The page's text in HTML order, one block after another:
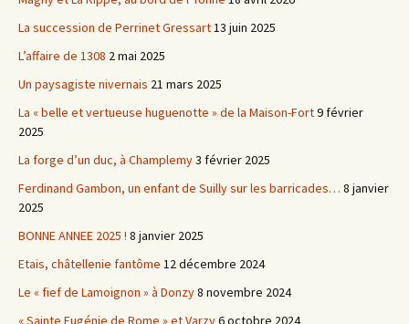
La succession de Perrinet Gressart13 juin 2025
L’affaire de 1308 2 mai 2025
Un paysagiste nivernais 21 mars 2025
La « belle et vertueuse huguenotte » de la Maison-Fort9 février
2025
La forge d’un duc, à Champlemy3 février 2025
Ferdinand Gambon, un enfant de Suilly sur les barricades… 8 janvier
2025
BONNE ANNEE 2025 ! 8 janvier 2025
Etais, châtellenie fantôme 12 décembre 2024
Le « fief de Lamoignon » à Donzy8 novembre 2024
« Sainte Eugénie de Rome » et Varzy6 octobre 2024